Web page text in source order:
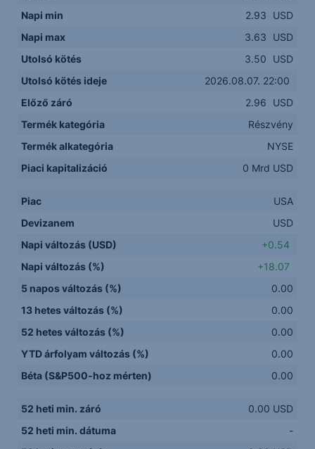
Napi min
2.93
USD
Napi max
3.63
USD
Utolsó kötés
3.50
USD
Utolsó kötés ideje
2026.08.07. 22:00
Előző záró
2.96
USD
Termék kategória
Részvény
Termék alkategória
NYSE
Piaci kapitalizáció
0 Mrd USD
Piac
USA
Devizanem
USD
Napi változás (USD)
+0.54
Napi változás (%)
+18.07
5 napos változás (%)
0.00
13 hetes változás (%)
0.00
52 hetes változás (%)
0.00
YTD árfolyam változás (%)
0.00
Béta (S&P500-hoz mérten)
0.00
52 heti min. záró
0.00 USD
52 heti min. dátuma
-